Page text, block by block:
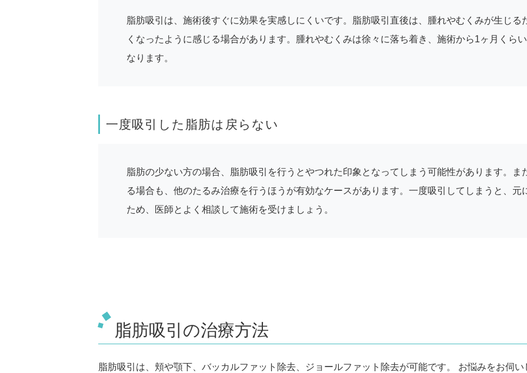
脂肪吸引は、施術後すぐに効果を実感しにくいです。脂肪吸引直後は、腫れやむくみが生じる
くなったように感じる場合があります。腫れやむくみは徐々に落ち着き、施術から1ヶ月くら
なります。
一度吸引した脂肪は戻らない
脂肪の少ない方の場合、脂肪吸引を行うとやつれた印象となってしまう可能性があります。ま
る場合も、他のたるみ治療を行うほうが有効なケースがあります。一度吸引してしまうと、元
ため、医師とよく相談して施術を受けましょう。
脂肪吸引の治療方法
脂肪吸引は、頬や顎下、バッカルファット除去、ジョールファット除去が可能です。 お悩みをお伺